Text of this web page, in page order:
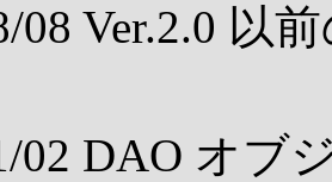
08 Ver.2.0 以
02 DAO オブ